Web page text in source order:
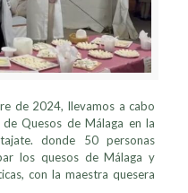
de 2024, llevamos a cabo
Quesos de Málaga en la
donde 50 personas
los quesos de Málaga y
con la maestra quesera